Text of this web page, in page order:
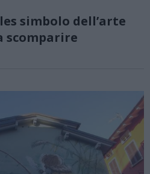
simbolo dell’arte
scomparire